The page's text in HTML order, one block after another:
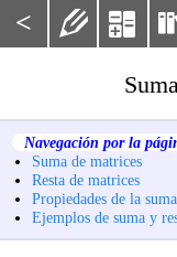
<  
Navegación por la
Suma de matrices
Resta de matrices
Propiedades de la
Ejemplos de suma y